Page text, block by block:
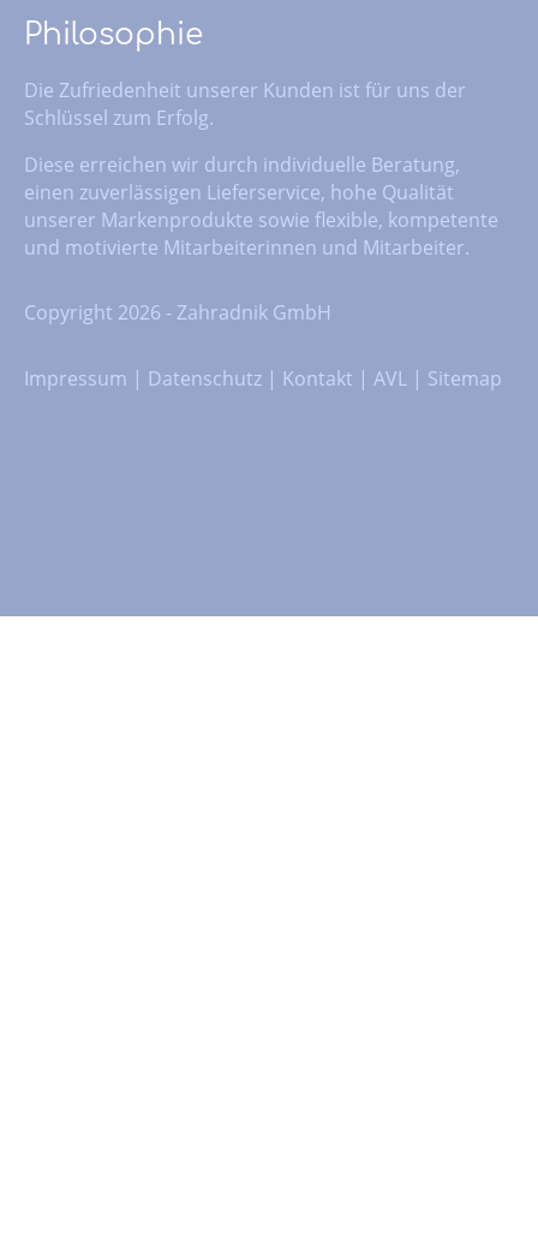
Philosophie
Die Zufriedenheit unserer Kunden ist für uns der
Schlüssel zum Erfolg.
Diese erreichen wir durch individuelle Beratung,
einen zuverlässigen Lieferservice, hohe Qualität
unserer Markenprodukte sowie flexible, kompetente
und motivierte Mitarbeiterinnen und Mitarbeiter.
Copyright 2026 - Zahradnik GmbH
Impressum | Datenschutz | Kontakt | AVL | Sitemap